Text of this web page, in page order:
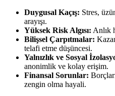
Duygusal Kaçış: Stres,
arayışı.
Yüksek Risk Algısı: Anlık
Bilişsel Çarpıtmalar:
telafi etme düşüncesi.
Yalnızlık ve Sosyal
anonimlik ve kolay erişim.
Finansal Sorunlar:
zengin olma hayali.